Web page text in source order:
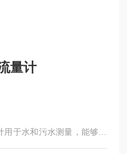
量计
于水和污水测量，能够在
体化型变送器使用灵活，系